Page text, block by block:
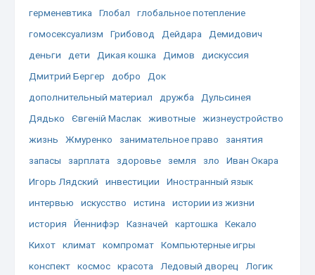
герменевтика
Глобал
глобальное потепление
гомосексуализм
Грибовод Дейдара
Демидович
деньги
дети Дикая кошка Димов
дискуссия
Дмитрий Бергер
добро
Док
дополнительный материал
дружба
Дульсинея
Дядько
Євгеній Маслак животные
жизнеустройство
жизнь
Жмуренко занимательное право
занятия
запасы
зарплата здоровье земля зло
Иван Окара
Игорь Лядский
инвестиции
Иностранный язык
интервью
искусство истина
истории из жизни
история
Йеннифэр Казначей картошка
Кекало
Кихот
климат компромат
Компьютерные игры
конспект
космос красота Ледовый дворец
Логик